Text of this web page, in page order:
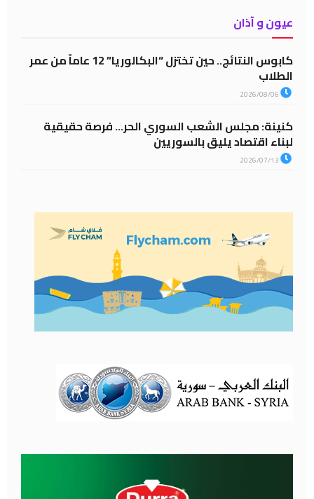
عيون و آذان
كابوس النتائج.. حين تختزل “البكالوريا” 12 عاماً من عمر
الطلاب
كنينة: مجلس الشعب السوري الحر… فرصة حقيقية
لبناء اقتصاد يليق بالسوريين